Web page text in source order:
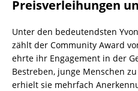
Preisverleihungen
Unter den bedeutendsten
zählt der Community Award
ehrte ihr Engagement in der
Bestreben, junge Menschen
erhielt sie mehrfach